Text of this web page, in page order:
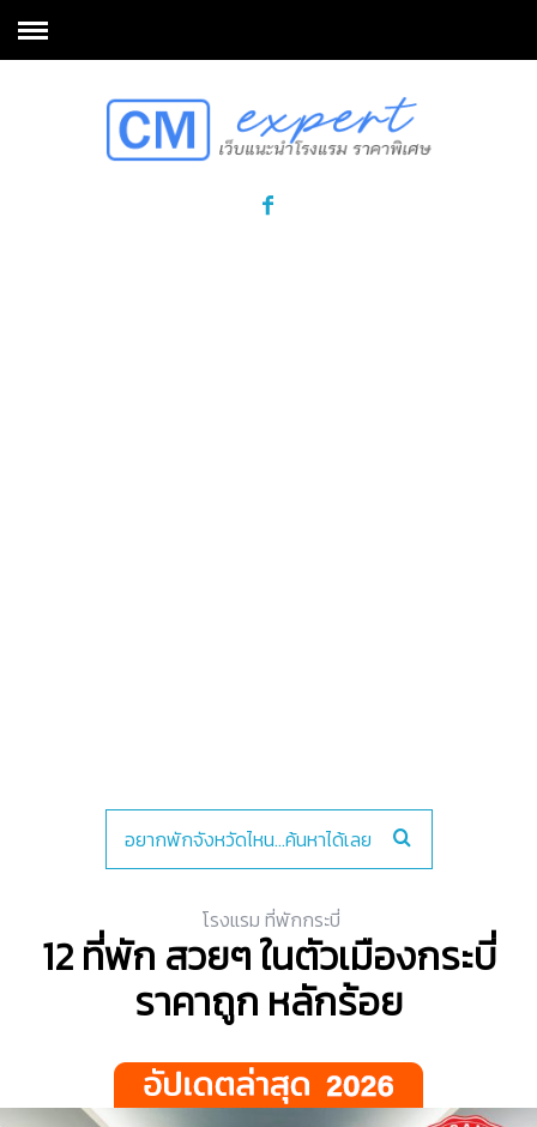
โรงแรม ที่พักกระบี่
12 ที่พัก สวยๆ ในตัวเมืองกระบี่
ราคาถูก หลักร้อย